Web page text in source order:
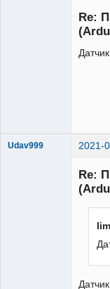
Re:
Udav999 2021-
Re: